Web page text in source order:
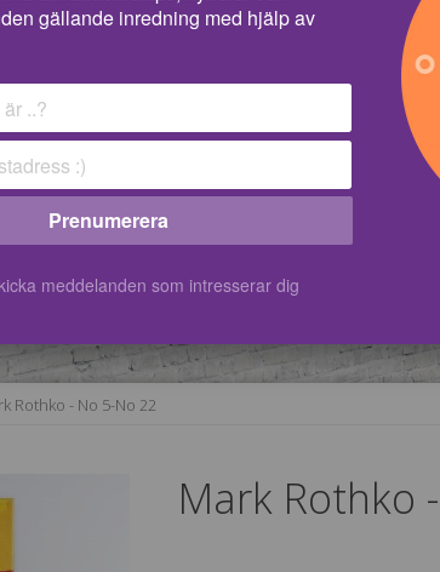
Rothko - No 5-No 22
Mark Rothko
gällande inredning med hjälp av
Prenumerera
meddelanden som intresserar dig